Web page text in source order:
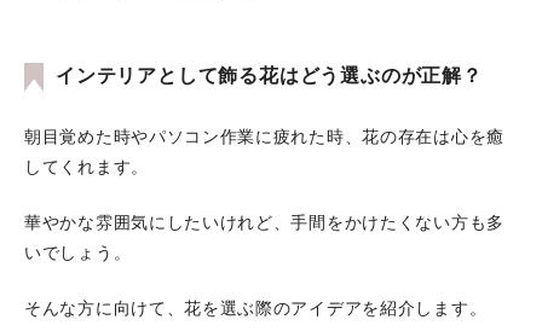
インテリアとして飾る花はどう選ぶのが正解？
朝目覚めた時やパソコン作業に疲れた時、花の存在は心を癒
してくれます。
華やかな雰囲気にしたいけれど、手間をかけたくない方も多
いでしょう。
そんな方に向けて、花を選ぶ際のアイデアを紹介します。